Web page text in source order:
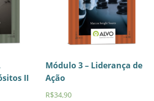
II
Módulo 3 – Liderança de
Ação
R$34,90